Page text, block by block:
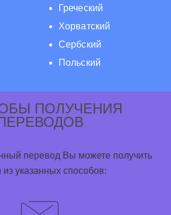
Греческий
Хорватский
Сербский
Польский
ПОЛУЧЕНИЯ
перевод Вы можете получить
указанных способов: